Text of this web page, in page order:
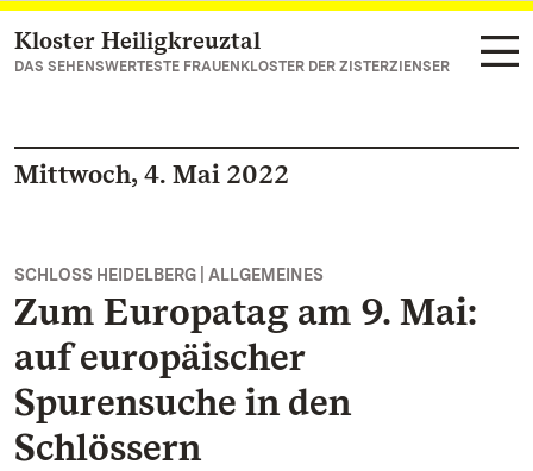
Zum Hauptinhalt springen
Kloster Heiligkreuztal
DAS SEHENSWERTESTE FRAUENKLOSTER DER ZISTERZIENSER
Mittwoch, 4. Mai 2022
SCHLOSS HEIDELBERG | ALLGEMEINES
Zum Europatag am 9. Mai:
auf europäischer
Spurensuche in den
Schlössern